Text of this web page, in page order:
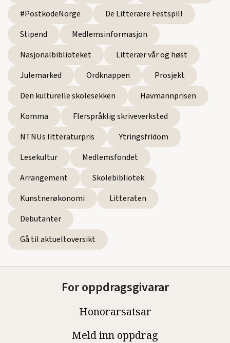
#PostkodeNorge
De Litterære Festspill
Stipend
Medlemsinformasjon
Nasjonalbiblioteket
Litterær vår og høst
Julemarked
Ordknappen
Prosjekt
Den kulturelle skolesekken
Havmannprisen
Komma
Flerspråklig skriveverksted
NTNUs litteraturpris
Ytringsfridom
Lesekultur
Medlemsfondet
Arrangement
Skolebibliotek
Kunstnerøkonomi
Litteraten
Debutanter
Gå til aktueltoversikt
For oppdragsgivarar
Honorarsatsar
Meld inn oppdrag